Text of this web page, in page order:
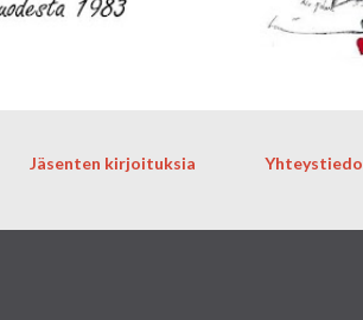
Jäsenten kirjoituksia